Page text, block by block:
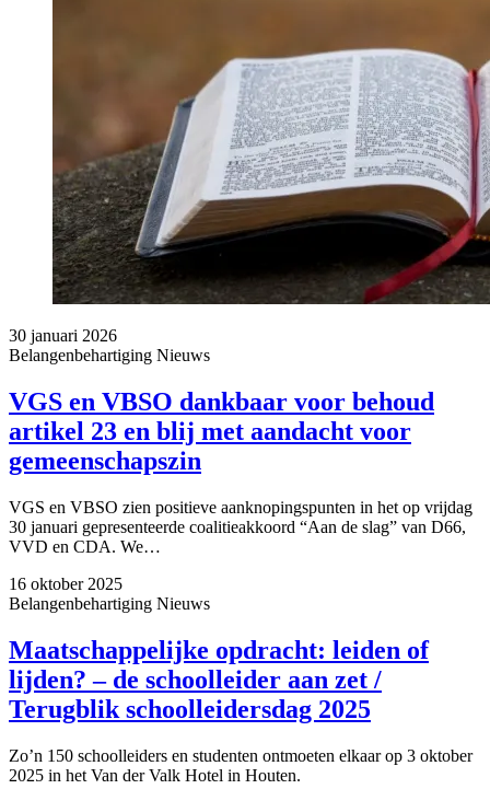
30 januari 2026
Belangenbehartiging Nieuws
VGS en VBSO dankbaar voor behoud
artikel 23 en blij met aandacht voor
gemeenschapszin
VGS en VBSO zien positieve aanknopingspunten in het op vrijdag
30 januari gepresenteerde coalitieakkoord “Aan de slag” van D66,
VVD en CDA. We…
16 oktober 2025
Belangenbehartiging Nieuws
Maatschappelijke opdracht: leiden of
lijden? – de schoolleider aan zet /
Terugblik schoolleidersdag 2025
Zo’n 150 schoolleiders en studenten ontmoeten elkaar op 3 oktober
2025 in het Van der Valk Hotel in Houten.